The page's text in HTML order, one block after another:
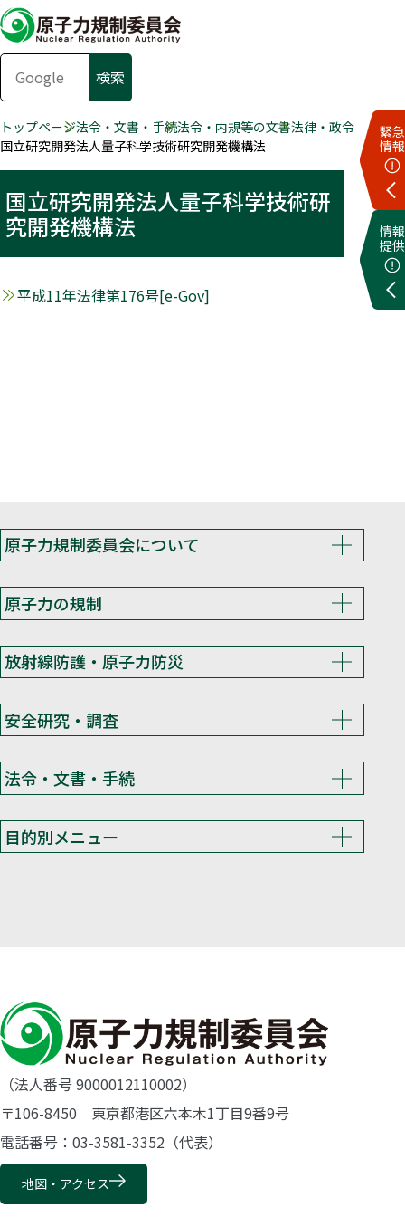
緊急
情報
情報
提供
トップページ法令・文書・手続法令・内規等の文書法律・政令
国立研究開発法人量子科学技術研究開発機構法
国立研究開発法人量子科学技術研
究開発機構法
平成11年法律第176号[e-Gov]
原子力規制委員会について
原子力の規制
放射線防護・原子力防災
安全研究・調査
法令・文書・手続
目的別メニュー
（法人番号 9000012110002）
〒106-8450 東京都港区六本木1丁目9番9号
電話番号：03-3581-3352（代表）
地図・アクセス